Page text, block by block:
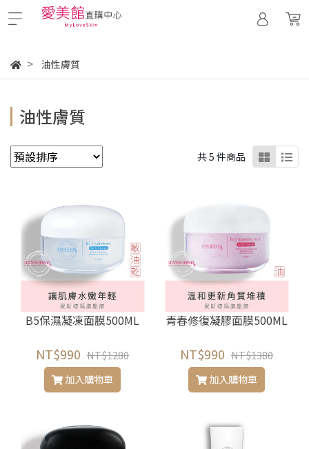
油性膚質
油性膚質
共 5 件商品
B5保濕凝凍面膜500ML
NT$990 NT$1280
加入購物車
青春修復凝膠面膜500ML
NT$990 NT$1380
加入購物車